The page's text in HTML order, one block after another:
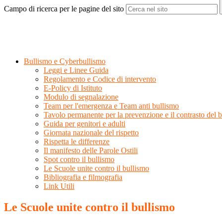
Campo di ricerca per le pagine del sito
Bullismo e Cyberbullismo
Leggi e Linee Guida
Regolamento e Codice di intervento
E-Policy di Istituto
Modulo di segnalazione
Team per l'emergenza e Team anti bullismo
Tavolo permanente per la prevenzione e il contrasto del
Guida per genitori e adulti
Giornata nazionale del rispetto
Rispetta le differenze
Il manifesto delle Parole Ostili
Spot contro il bullismo
Le Scuole unite contro il bullismo
Bibliografia e filmografia
Link Utili
Le Scuole unite contro il bullismo